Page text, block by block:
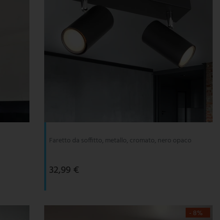
Faretto da soffitto, metallo, cromato, nero opaco
32,99 €
- 8%